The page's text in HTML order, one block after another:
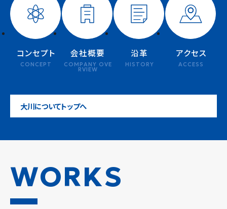
コンセプト
CONCEPT
会社概要
COMPANY OVE
RVIEW
沿革
HISTORY
アクセス
ACCESS
大川についてトップへ
WORKS